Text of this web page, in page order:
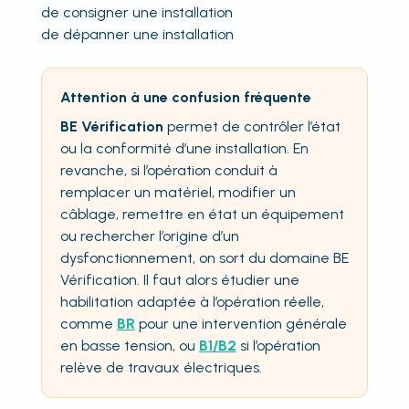
de consigner une installation
de dépanner une installation
Attention à une confusion fréquente
BE Vérification permet de contrôler l’état
ou la conformité d’une installation. En
revanche, si l’opération conduit à
remplacer un matériel, modifier un
câblage, remettre en état un équipement
ou rechercher l’origine d’un
dysfonctionnement, on sort du domaine BE
Vérification. Il faut alors étudier une
habilitation adaptée à l’opération réelle,
comme BR pour une intervention générale
en basse tension, ou B1/B2 si l’opération
relève de travaux électriques.